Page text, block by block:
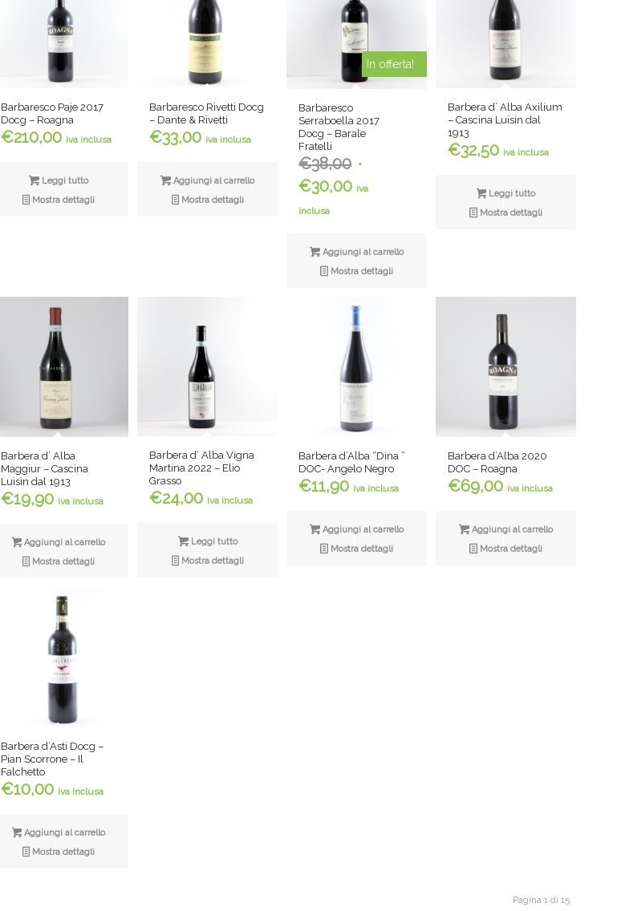
Barbaresco Paje 2017
Docg – Roagna
€210,00 iva inclusa
Leggi tutto
Mostra dettagli
Barbaresco Rivetti Docg
– Dante & Rivetti
€33,00 iva inclusa
Aggiungi al carrello
Mostra dettagli
Barbaresco
Serraboella 2017
Docg – Barale
Fratelli
€38,00 Il
prezzo
€30,00Il
€30,00.
iva
inclusa
In offerta!
Aggiungi al carrello
Mostra dettagli
Barbera d’ Alba Axilium
– Cascina Luisin dal
1913
€32,50 iva inclusa
Leggi tutto
Mostra dettagli
Barbera d’ Alba
Maggiur – Cascina
Luisin dal 1913
€19,90 iva inclusa
Aggiungi al carrello
Mostra dettagli
Barbera d’ Alba Vigna
Martina 2022 – Elio
Grasso
€24,00 iva inclusa
Leggi tutto
Mostra dettagli
Barbera d’Alba “Dina ”
DOC- Angelo Negro
€11,90 iva inclusa
Aggiungi al carrello
Mostra dettagli
Barbera d’Alba 2020
DOC – Roagna
€69,00 iva inclusa
Aggiungi al carrello
Mostra dettagli
Barbera d’Asti Docg –
Pian Scorrone – Il
Falchetto
€10,00 iva inclusa
Aggiungi al carrello
Mostra dettagli
Pagina 1 di 15